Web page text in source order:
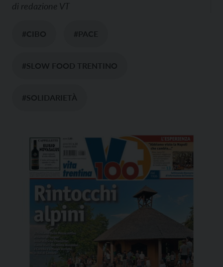
di redazione VT
#CIBO #PACE
#SLOW FOOD TRENTINO
#SOLIDARIETÀ